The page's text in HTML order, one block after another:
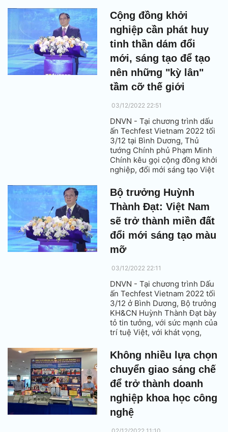
Việt Nam (VST) đã vinh dự
được nhận giải thưởng tại Lễ
vinh danh "Ngôi sao sáng chế
IPSTAR 2022" sáng 4/12 tại
Bình Dương.
Cộng đồng khởi
nghiệp cần phát huy
tinh thần dám đổi
mới, sáng tạo để tạo
nên những "kỳ lân"
tầm cỡ thế giới
03/12/2022 22:51
DNVN - Tại chương trình dấu
ấn Techfest Vietnam 2022 tối
3/12 tại Bình Dương, Thủ
tướng Chính phủ Phạm Minh
Chính kêu gọi cộng đồng khởi
nghiệp, đổi mới sáng tạo Việt
phát huy tinh thần dám nghĩ,
dám làm, dám đổi mới, sáng
tạo, dám khởi nghiệp để tạo
nên những “kỳ lân” tầm cỡ khu
vực và thế giới...
Bộ trưởng Huỳnh
Thành Đạt: Việt Nam
sẽ trở thành miền đất
đổi mới sáng tạo màu
mỡ
03/12/2022 22:11
DNVN - Tại chương trình Dấu
ấn Techfest Vietnam 2022 tối
3/12 ở Bình Dương, Bộ trưởng
KH&CN Huỳnh Thành Đạt bày
tỏ tin tưởng, với sức mạnh của
trí tuệ Việt, với khát vọng,
Nam sẽ thực sự trở thành một
miền đất đổi mới sáng tạo màu
mỡ cho các hạt giống tốt được
nẩy mầm, lớn lên với quy mô
khu vực và toàn cầu.
Không nhiều lựa chọn
chuyển giao sáng chế
để trở thành doanh
nghiệp khoa học công
nghệ